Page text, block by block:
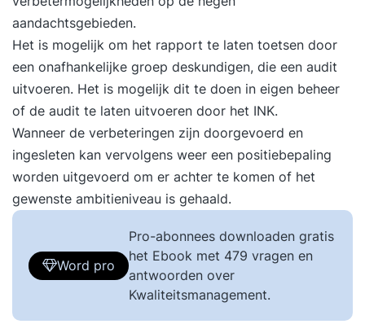
aandachtsgebieden.
Het is mogelijk om het rapport te laten toetsen door
een onafhankelijke groep deskundigen, die een audit
uitvoeren. Het is mogelijk dit te doen in eigen beheer
of de audit te laten uitvoeren door het INK.
Wanneer de verbeteringen zijn doorgevoerd en
ingesleten kan vervolgens weer een positiebepaling
worden uitgevoerd om er achter te komen of het
gewenste ambitieniveau is gehaald.
Word pro
Pro-abonnees downloaden gratis
het Ebook met 479 vragen en
antwoorden over
Kwaliteitsmanagement.